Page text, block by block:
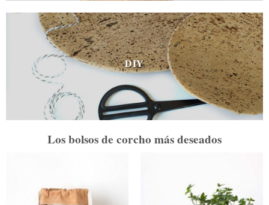
DIY
Los bolsos de corcho más deseados